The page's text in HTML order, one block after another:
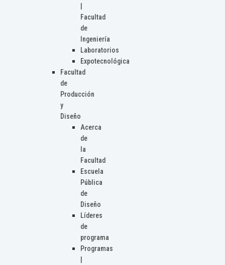
Facultad
de
Ingeniería
Laboratorios
Expotecnológica
Facultad
de
Producción
y
Diseño
Acerca
de
la
Facultad
Escuela
Pública
de
Diseño
Líderes
de
programa
Programas